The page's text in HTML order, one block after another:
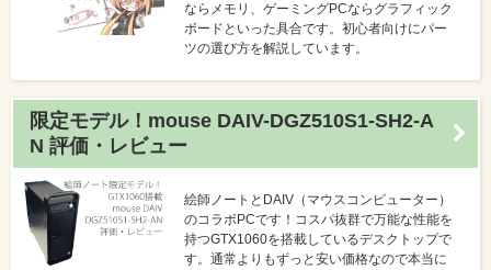
ならメモリ、ゲーミングPCならグラフィック
ボードといった具合です。初心者向けにパー
ツの選び方を解説しています。
限定モデル！mouse DAIV-DGZ510S1-SH2-A
N 評価・レビュー
絵師ノートとDAIV（マウスコンピューター）
のコラボPCです！コスパ抜群で万能な性能を
持つGTX1060を搭載しているデスクトップで
す。通常よりもずっと安い価格なので本当に